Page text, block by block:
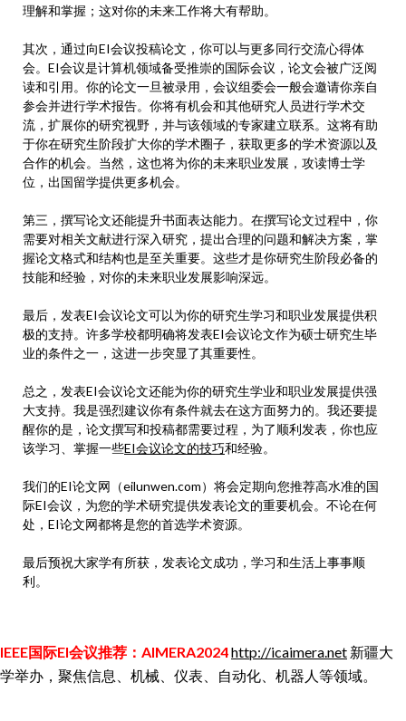
理解和掌握；这对你的未来工作将大有帮助。
其次，通过向EI会议投稿论文，你可以与更多同行交流心得体
会。EI会议是计算机领域备受推崇的国际会议，论文会被广泛阅
读和引用。你的论文一旦被录用，会议组委会一般会邀请你亲自
参会并进行学术报告。你将有机会和其他研究人员进行学术交
流，扩展你的研究视野，并与该领域的专家建立联系。这将有助
于你在研究生阶段扩大你的学术圈子，获取更多的学术资源以及
合作的机会。当然，这也将为你的未来职业发展，攻读博士学
位，出国留学提供更多机会。
第三，撰写论文还能提升书面表达能力。在撰写论文过程中，你
需要对相关文献进行深入研究，提出合理的问题和解决方案，掌
握论文格式和结构也是至关重要。这些才是你研究生阶段必备的
技能和经验，对你的未来职业发展影响深远。
最后，发表EI会议论文可以为你的研究生学习和职业发展提供积
极的支持。许多学校都明确将发表EI会议论文作为硕士研究生毕
业的条件之一，这进一步突显了其重要性。
总之，发表EI会议论文还能为你的研究生学业和职业发展提供强
大支持。我是强烈建议你有条件就去在这方面努力的。我还要提
醒你的是，论文撰写和投稿都需要过程，为了顺利发表，你也应
该学习、掌握一些EI会议论文的技巧和经验。
我们的EI论文网（eilunwen.com）将会定期向您推荐高水准的国
际EI会议，为您的学术研究提供发表论文的重要机会。不论在何
处，EI论文网都将是您的首选学术资源。
最后预祝大家学有所获，发表论文成功，学习和生活上事事顺
利。
IEEE国际EI会议推荐：AIMERA2024http://icaimera.net 新疆大
学举办，聚焦信息、机械、仪表、自动化、机器人等领域。